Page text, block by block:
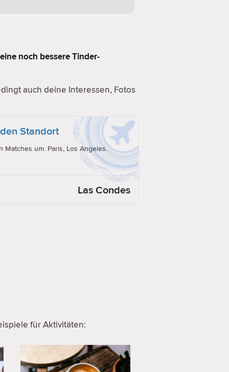
noch bessere Tinder-
auch deine Interessen, Fotos
Standort
Matches um. Paris, Los Angeles.
Las Condes
für Aktivitäten: